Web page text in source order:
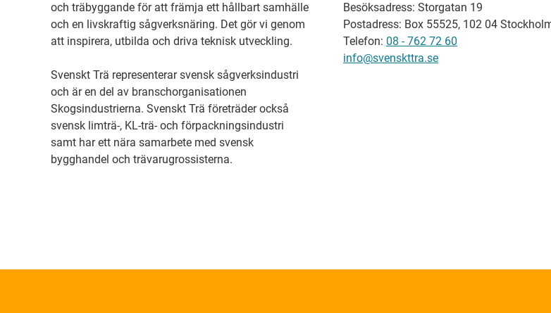
och träbyggande för att främja ett hållbart samhälle
och en livskraftig sågverksnäring. Det gör vi genom
att inspirera, utbilda och driva teknisk utveckling.
Svenskt Trä representerar svensk sågverksindustri
och är en del av branschorganisationen
Skogsindustrierna. Svenskt Trä företräder också
svensk limträ-, KL-trä- och förpackningsindustri
samt har ett nära samarbete med svensk
bygghandel och trävarugrossisterna.
Besöksadress: Storgatan 19
Postadress: Box 55525, 102 04
Telefon: 08 - 762 72 60
info@svenskttra.se